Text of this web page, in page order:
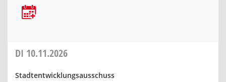
DI 10.11.2026
Stadtentwicklungsausschuss